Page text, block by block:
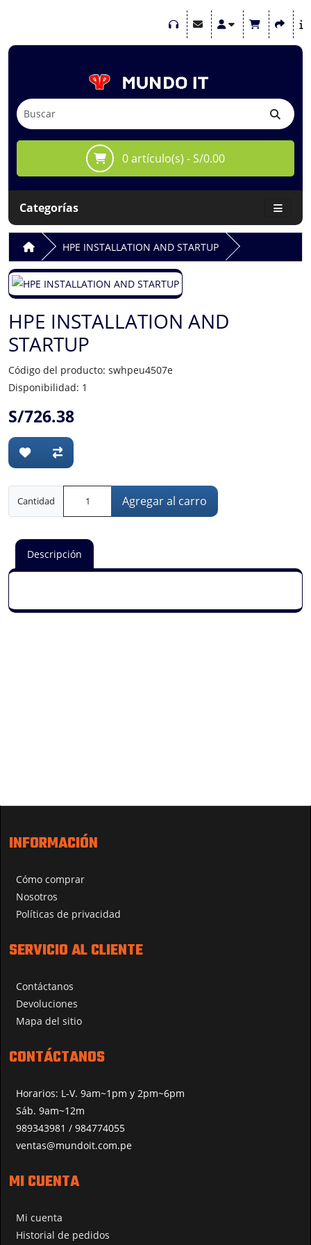
0 artículo(s) - S/0.00
Categorías
HPE INSTALLATION AND STARTUP
HPE INSTALLATION AND
STARTUP
Código del producto: swhpeu4507e
Disponibilidad: 1
S/726.38
Cantidad Agregar al carro
Descripción
INFORMACIÓN
Cómo comprar
Nosotros
Políticas de privacidad
SERVICIO AL CLIENTE
Contáctanos
Devoluciones
Mapa del sitio
CONTÁCTANOS
Horarios: L-V. 9am~1pm y 2pm~6pm
Sáb. 9am~12m
989343981 / 984774055
ventas@mundoit.com.pe
MI CUENTA
Mi cuenta
Historial de pedidos